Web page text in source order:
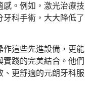
。例如，激光治療技
科手術，大大降低了
作這些先進設備，更能
踐的完美結合。他們
更舒適的元朗牙科服